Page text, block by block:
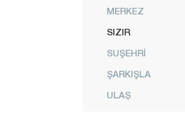
MERKEZ
SIZIR
SUŞEHRİ
ŞARKIŞLA
ULAŞ